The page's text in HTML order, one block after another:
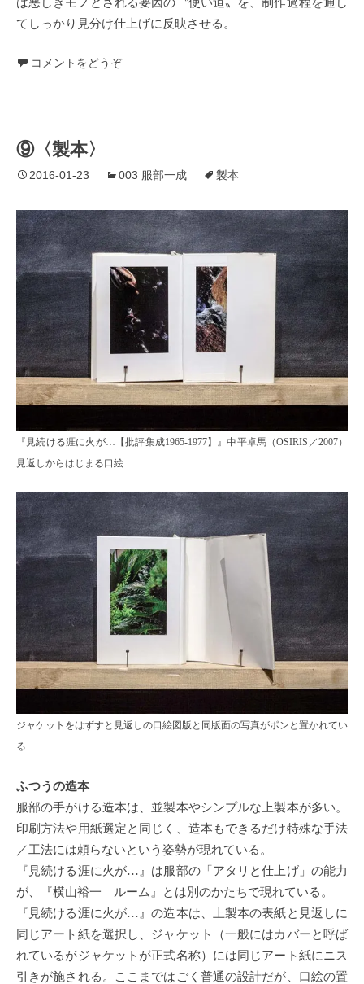
てしっかり見分け仕上げに反映させる。
コメントをどうぞ
⑨〈製本〉
2016-01-23 003 服部一成 製本
『見続ける涯に火が…【批評集成1965-1977】』中平卓馬（OSIRIS／2007）
見返しからはじまる口絵
ジャケットをはずすと見返しの口絵図版と同版面の写真がポンと置かれてい
る
ふつうの造本
服部の手がける造本は、並製本やシンプルな上製本が多い。
印刷方法や用紙選定と同じく、造本もできるだけ特殊な手法
／工法には頼らないという姿勢が現れている。
『見続ける涯に火が…』は服部の「アタリと仕上げ」の能力
が、『横山裕一 ルーム』とは別のかたちで現れている。
『見続ける涯に火が…』の造本は、上製本の表紙と見返しに
同じアート紙を選択し、ジャケット（一般にはカバーと呼ば
れているがジャケットが正式名称）には同じアート紙にニス
引きが施される。ここまではごく普通の設計だが、口絵の置